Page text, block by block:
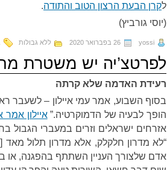
לקרן הבעת הרצון הטוב והתודה.
(יוסי גורביץ)
yossi 26 בפברואר 2020 ללא גבולות
לפרטצ’יה יש משטרת
רעידת האדמה שלא קרתה
בסוף השבוע, אמר עמי איילון – לשעבר
הופך לבעיה של הדמוקרטיה.”איילון
אזרחים ישראלים וזרים במעברי הגבול
“לא מדרון חלקלק, אלא מדרון תלול
אדם שלצורך העניין השתתף בהפגנה, או